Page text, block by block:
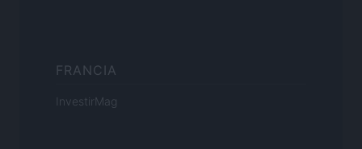
FRANCIA
InvestirMag